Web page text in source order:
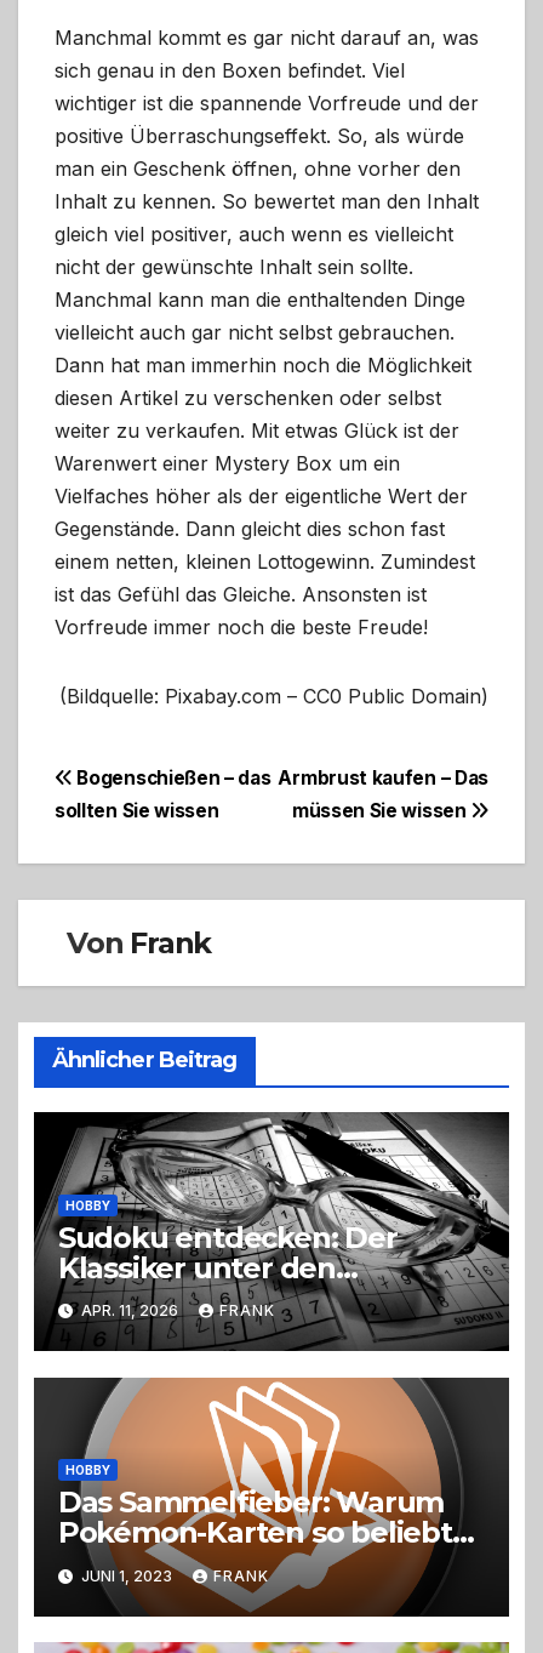
Manchmal kommt es gar nicht darauf an, was
sich genau in den Boxen befindet. Viel
wichtiger ist die spannende Vorfreude und der
positive Überraschungseffekt. So, als würde
man ein Geschenk öffnen, ohne vorher den
Inhalt zu kennen. So bewertet man den Inhalt
gleich viel positiver, auch wenn es vielleicht
nicht der gewünschte Inhalt sein sollte.
Manchmal kann man die enthaltenden Dinge
vielleicht auch gar nicht selbst gebrauchen.
Dann hat man immerhin noch die Möglichkeit
diesen Artikel zu verschenken oder selbst
weiter zu verkaufen. Mit etwas Glück ist der
Warenwert einer Mystery Box um ein
Vielfaches höher als der eigentliche Wert der
Gegenstände. Dann gleicht dies schon fast
einem netten, kleinen Lottogewinn. Zumindest
ist das Gefühl das Gleiche. Ansonsten ist
Vorfreude immer noch die beste Freude!
(Bildquelle: Pixabay.com – CC0 Public Domain)
Beitragsnavigation
Armbrust kaufen – Das
müssen Sie wissen
Bogenschießen – das
sollten Sie wissen
Von Frank
Ähnlicher Beitrag
HOBBY
Sudoku entdecken: Der
Klassiker unter den
Logikrätseln
APR. 11, 2026 FRANK
HOBBY
Das Sammelfieber: Warum
Pokémon-Karten so beliebt
sind
JUNI 1, 2023 FRANK